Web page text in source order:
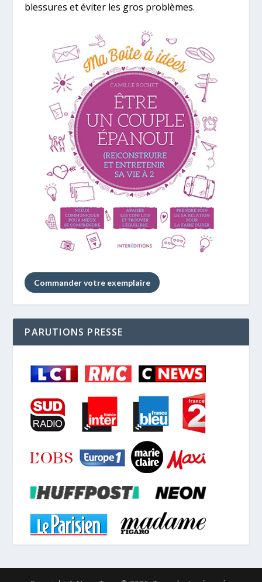
blessures et éviter les gros problèmes.
Commander votre exemplaire
PARUTIONS PRESSE